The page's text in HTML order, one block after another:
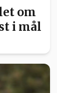
om
i mål